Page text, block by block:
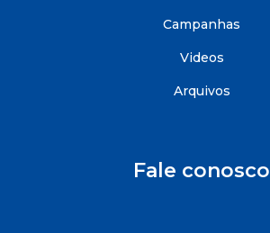
Campanhas
Videos
Arquivos
Fale conosco